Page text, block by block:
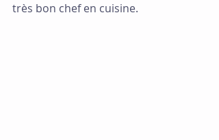
très bon chef en cuisine.